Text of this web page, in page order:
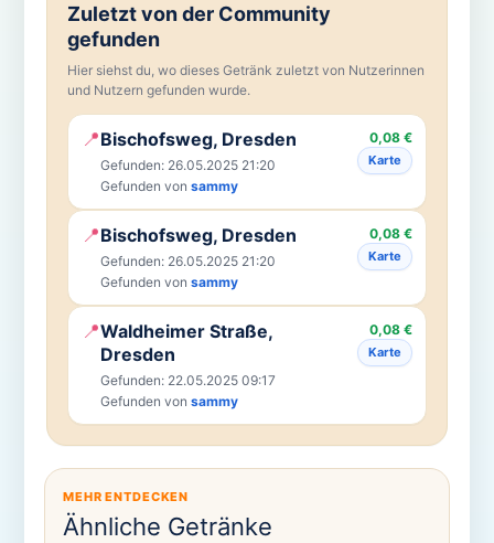
Zuletzt von der Community
gefunden
Hier siehst du, wo dieses Getränk zuletzt von Nutzerinnen
und Nutzern gefunden wurde.
📍Bischofsweg, Dresden
Gefunden: 26.05.2025 21:20
Gefunden von sammy
0,08 €
Karte
📍Bischofsweg, Dresden
Gefunden: 26.05.2025 21:20
Gefunden von sammy
0,08 €
Karte
📍Waldheimer Straße,
Dresden
Gefunden: 22.05.2025 09:17
Gefunden von sammy
0,08 €
Karte
MEHR ENTDECKEN
Ähnliche Getränke